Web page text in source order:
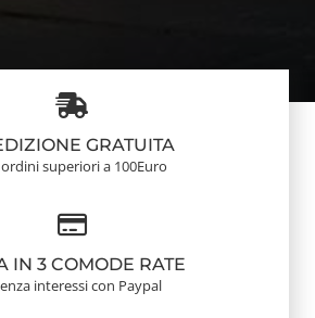
GRATUITA
superiori a 100Euro
IN 3 COMODE RATE
interessi con Paypal